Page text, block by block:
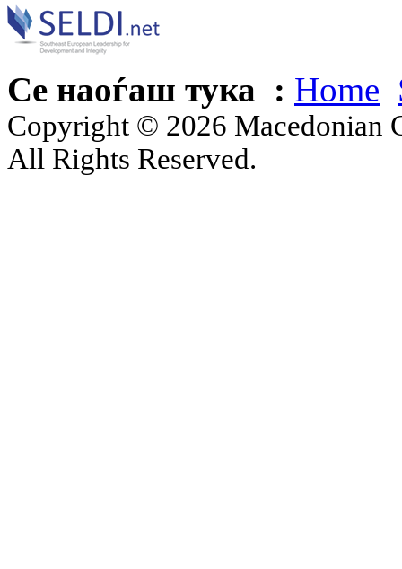
Се наоѓаш тука : Home
Copyright © 2026 Macedonian
All Rights Reserved.